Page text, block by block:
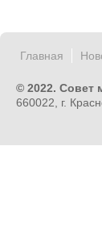
Главная
© 2022. Совет
660022, г.